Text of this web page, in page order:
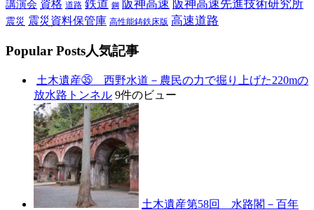
講演会 資格 道路 鉄道 鋼 阪神高速 阪神高速先進技術研究所
震災 震災資料保管庫 高性能鋳鉄床版 高速道路
Popular Posts人気記事
土木遺産㉟ 西野水道－農民の力で掘り上げた220mの
放水路トンネル 9件のビュー
土木遺産第58回 水路閣－百年